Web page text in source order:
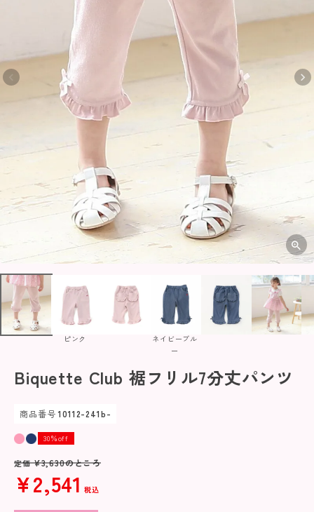
ピンク
ネイビーブル
ー
Biquette Club 裾フリル7分丈パンツ
商品番号 10112-241b-
30％off
定価 ¥3,630のところ
¥2,541 税込